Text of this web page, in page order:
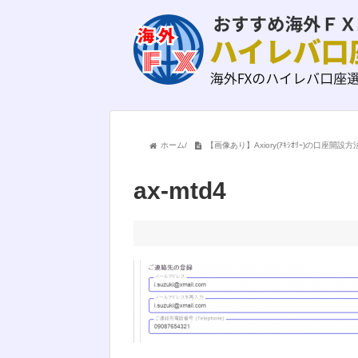
ホーム/ 【画像あり】Axiory(ｱｷｼｵﾘｰ)の口座開設
ax-mtd4